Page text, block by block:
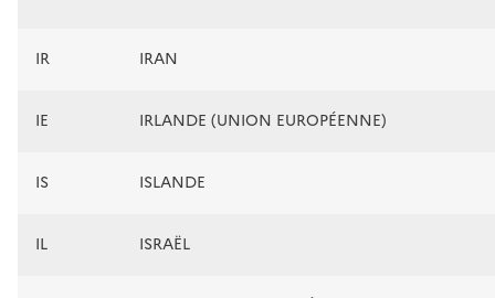
IR IRAN
IE IRLANDE (UNION EUROPÉENNE)
IS ISLANDE
IL ISRAËL